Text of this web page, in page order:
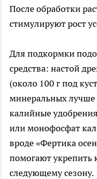
После обработки
стимулируют рост
Для подкормки
средства: настой
(около 100 г под
минеральных лучше
калийные
или монофосфат
вроде «Фертика
помогают укрепить
следующему сезону.